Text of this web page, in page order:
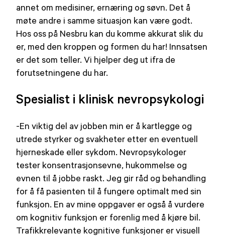
annet om medisiner, ernæring og søvn. Det å
møte andre i samme situasjon kan være godt.
Hos oss på Nesbru kan du komme akkurat slik du
er, med den kroppen og formen du har! Innsatsen
er det som teller. Vi hjelper deg ut ifra de
forutsetningene du har.
Spesialist i klinisk nevropsykologi
-En viktig del av jobben min er å kartlegge og
utrede styrker og svakheter etter en eventuell
hjerneskade eller sykdom. Nevropsykologer
tester konsentrasjonsevne, hukommelse og
evnen til å jobbe raskt. Jeg gir råd og behandling
for å få pasienten til å fungere optimalt med sin
funksjon. En av mine oppgaver er også å vurdere
om kognitiv funksjon er forenlig med å kjøre bil.
Trafikkrelevante kognitive funksjoner er visuell